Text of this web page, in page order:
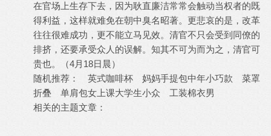
在官场上生存下去，因为耿直廉洁常常会触动当权者的既
得利益，这样就难免在朝中臭名昭著。更悲哀的是，改革
往往很难成功，更不能立马见效。清官不只会受到同僚的
排挤，还要承受众人的误解。知其不可为而为之，清官可
贵也。（4月18日晨）
随机推荐： 英式咖啡杯 妈妈手提包中年小巧款
菜罩
折叠
单肩包女上课大学生小众
工装棉衣男
相关的主题文章：